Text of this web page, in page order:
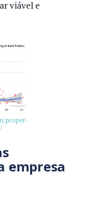
viável e
proper-
empresa